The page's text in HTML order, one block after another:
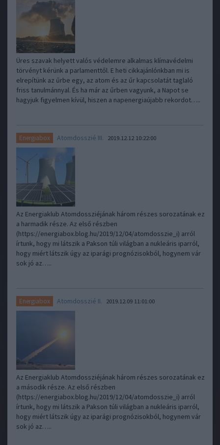
Üres szavak helyett valós védelemre alkalmas klímavédelmi
törvényt kérünk a parlamenttől. E heti cikkajánlónkban mi is
elrepítünk az űrbe egy, az atom és az űr kapcsolatát taglaló
friss tanulmánnyal. És ha már az űrben vagyunk, a Napot se
hagyjuk figyelmen kívül, hiszen a napenergiaújabb rekordot…..
Energiabox Atomdosszié III. 2019.12.12 10:22:00
Az Energiaklub Atomdossziéjának három részes sorozatának ez
a harmadik része. Az első részben
(https://energiabox.blog.hu/2019/12/04/atomdosszie_i) arról
írtunk, hogy mi látszik a Pakson túli világban a nukleáris iparról,
hogy miért látszik úgy az iparági prognózisokból, hogynem vár
sok jó az…..
Energiabox Atomdosszié II. 2019.12.09 11:01:00
Az Energiaklub Atomdossziéjának három részes sorozatának ez
a második része. Az első részben
(https://energiabox.blog.hu/2019/12/04/atomdosszie_i) arról
írtunk, hogy mi látszik a Pakson túli világban a nukleáris iparról,
hogy miért látszik úgy az iparági prognózisokból, hogynem vár
sok jó az…..